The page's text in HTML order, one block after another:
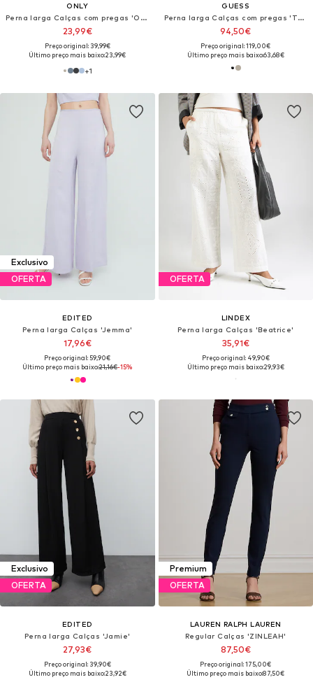
ONLY
Perna larga Calças com pregas 'ONLLinda'
23,99€
Preço original: 39,99€
Último preço mais baixo:23,99€
+1
GUESS
Perna larga Calças com pregas 'THEOLINE PERFECT'
94,50€
Preço original: 119,00€
Último preço mais baixo:63,68€
Exclusivo
OFERTA
EDITED
Perna larga Calças 'Jemma'
17,96€
Preço original: 59,90€
Último preço mais baixo:21,16€-15%
OFERTA
LINDEX
Perna larga Calças 'Beatrice'
35,91€
Preço original: 49,90€
Último preço mais baixo:29,93€
Exclusivo
OFERTA
EDITED
Perna larga Calças 'Jamie'
27,93€
Preço original: 39,90€
Último preço mais baixo:23,92€
Premium
OFERTA
LAUREN RALPH LAUREN
Regular Calças 'ZINLEAH'
87,50€
Preço original: 175,00€
Último preço mais baixo:87,50€